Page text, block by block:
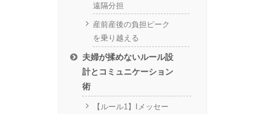
遠隔分担
産前産後の負担ピーク
を乗り越える
夫婦が揉めないルール設
計とコミュニケーション
術
【ルール1】Iメッセー